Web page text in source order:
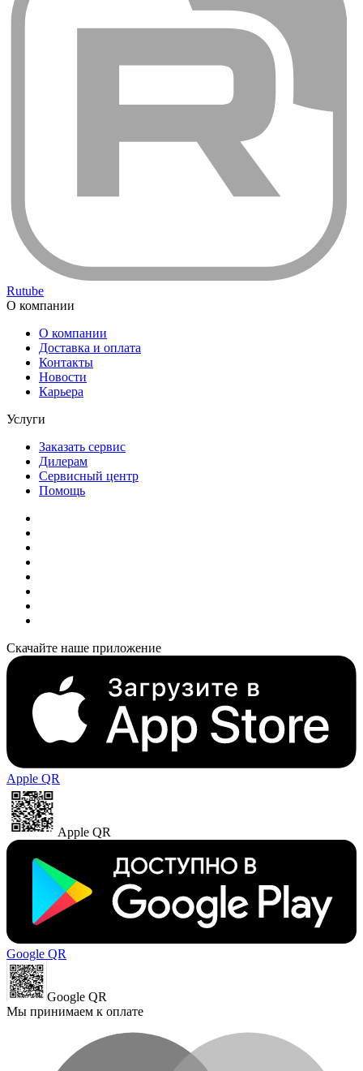
Rutube
О компании
О компании
Доставка и оплата
Контакты
Новости
Карьера
Услуги
Заказать сервис
Дилерам
Сервисный центр
Помощь
Скачайте наше приложение
Apple QR
Apple QR
Google QR
Google QR
Мы принимаем к оплате